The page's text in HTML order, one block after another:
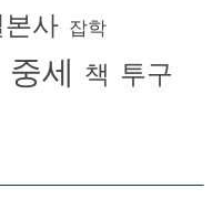
본사 잡학
중세 책 투구